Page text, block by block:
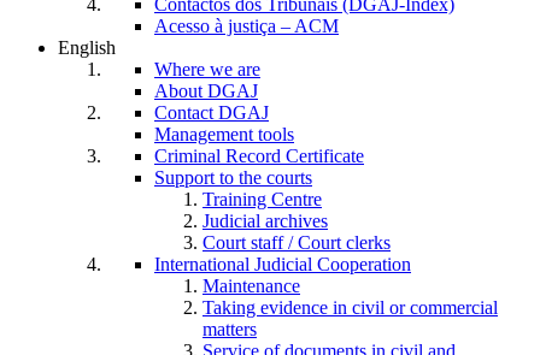
Contactos dos Tribunais (DGAJ-Index)
Acesso à justiça – ACM
English
Where we are
About DGAJ
Contact DGAJ
Management tools
Criminal Record Certificate
Support to the courts
Training Centre
Judicial archives
Court staff / Court clerks
International Judicial Cooperation
Maintenance
Taking evidence in civil or commercial
matters
Service of documents in civil and